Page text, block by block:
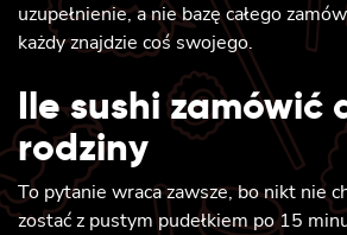
uzupełnienie, a nie bazę całego
każdy znajdzie coś swojego.
Ile sushi zamówić
rodziny
To pytanie wraca zawsze, bo nikt nie
zostać z pustym pudełkiem po 15